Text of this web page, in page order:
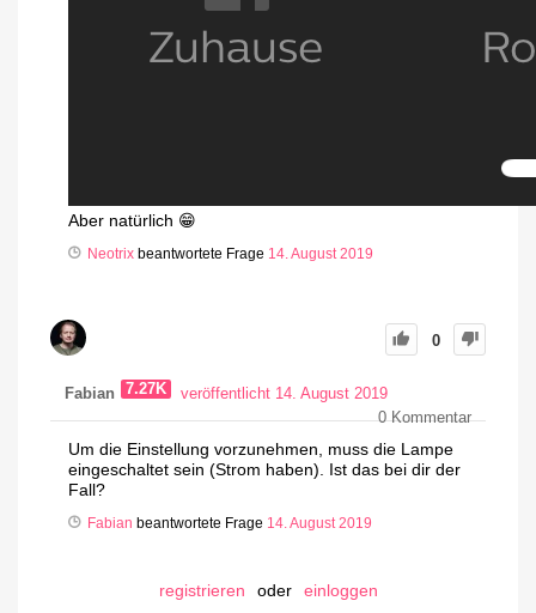
Aber natürlich 😁
Neotrix beantwortete Frage 14. August 2019
0
Fabian 7.27K
veröffentlicht 14. August 2019
0Kommentar
Um die Einstellung vorzunehmen, muss die Lampe
eingeschaltet sein (Strom haben). Ist das bei dir der
Fall?
Fabian beantwortete Frage 14. August 2019
registrieren oder einloggen